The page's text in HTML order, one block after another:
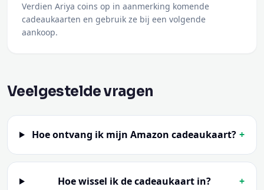
Verdien Ariya coins op in aanmerking komende
cadeaukaarten en gebruik ze bij een volgende
aankoop.
Veelgestelde vragen
Hoe ontvang ik mijn Amazon cadeaukaart? +
Hoe wissel ik de cadeaukaart in? +